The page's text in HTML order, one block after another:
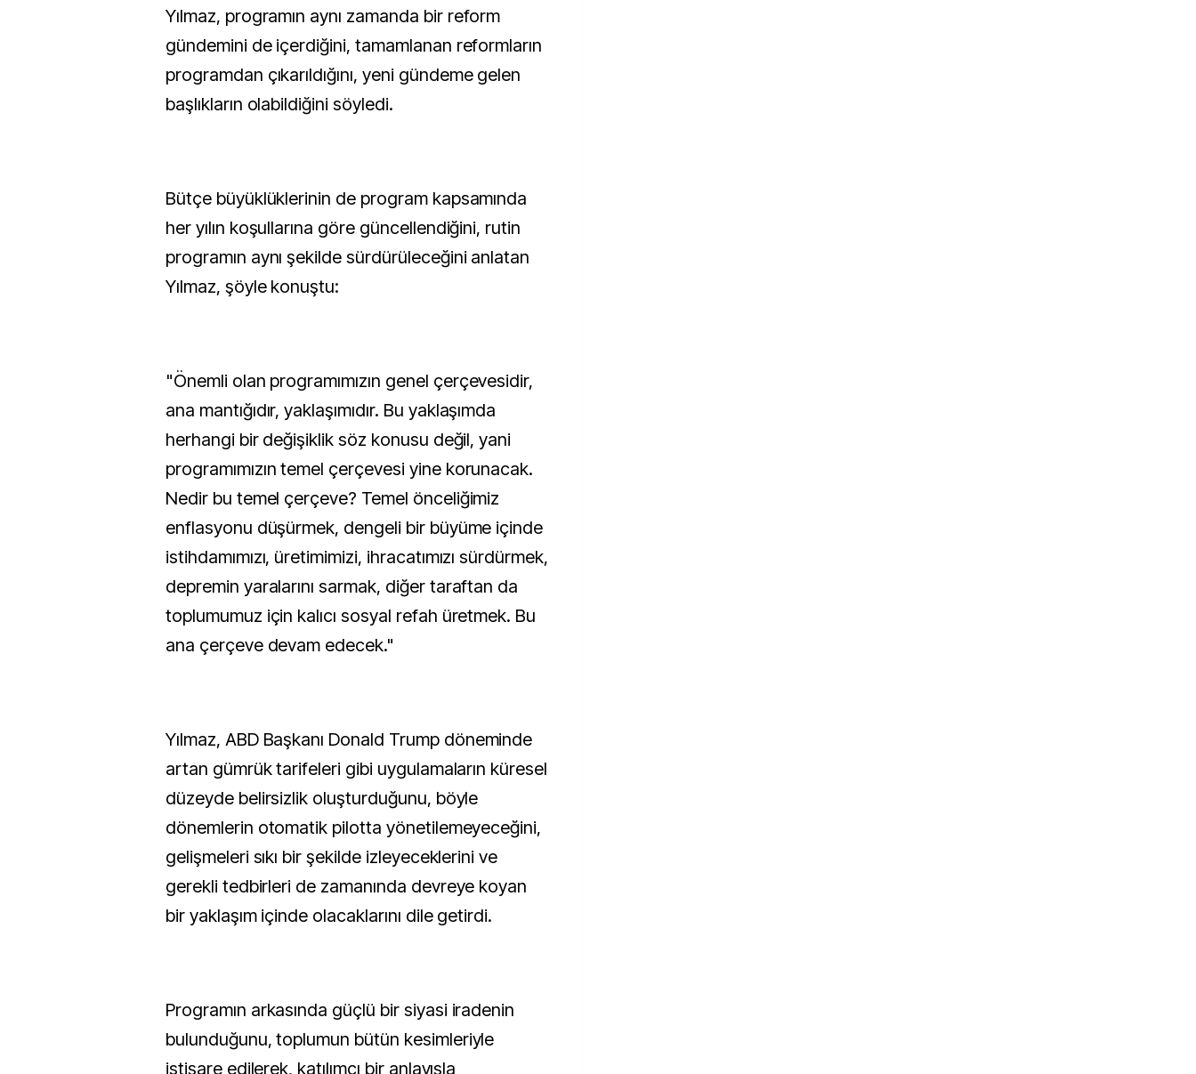
Yılmaz, programın aynı zamanda bir reform
gündemini de içerdiğini, tamamlanan reformların
programdan çıkarıldığını, yeni gündeme gelen
başlıkların olabildiğini söyledi.
Bütçe büyüklüklerinin de program kapsamında
her yılın koşullarına göre güncellendiğini, rutin
programın aynı şekilde sürdürüleceğini anlatan
Yılmaz, şöyle konuştu:
"Önemli olan programımızın genel çerçevesidir,
ana mantığıdır, yaklaşımıdır. Bu yaklaşımda
herhangi bir değişiklik söz konusu değil, yani
programımızın temel çerçevesi yine korunacak.
Nedir bu temel çerçeve? Temel önceliğimiz
enflasyonu düşürmek, dengeli bir büyüme içinde
istihdamımızı, üretimimizi, ihracatımızı sürdürmek,
depremin yaralarını sarmak, diğer taraftan da
toplumumuz için kalıcı sosyal refah üretmek. Bu
ana çerçeve devam edecek."
Yılmaz, ABD Başkanı Donald Trump döneminde
artan gümrük tarifeleri gibi uygulamaların küresel
düzeyde belirsizlik oluşturduğunu, böyle
dönemlerin otomatik pilotta yönetilemeyeceğini,
gelişmeleri sıkı bir şekilde izleyeceklerini ve
gerekli tedbirleri de zamanında devreye koyan
bir yaklaşım içinde olacaklarını dile getirdi.
Programın arkasında güçlü bir siyasi iradenin
bulunduğunu, toplumun bütün kesimleriyle
istişare edilerek, katılımcı bir anlayışla